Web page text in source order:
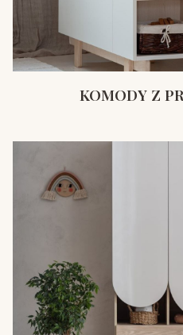
KOMODY Z